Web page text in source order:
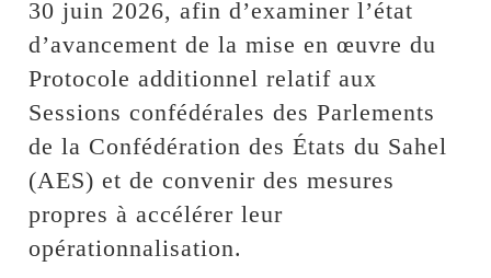
30 juin 2026, afin d’examiner l’état
d’avancement de la mise en œuvre du
Protocole additionnel relatif aux
Sessions confédérales des Parlements
de la Confédération des États du Sahel
(AES) et de convenir des mesures
propres à accélérer leur
opérationnalisation.